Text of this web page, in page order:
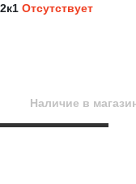
Отсутствует
Наличие в